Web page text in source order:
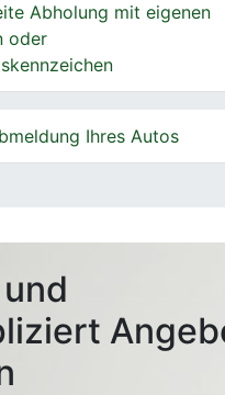
Abholung mit eigenen
oder
Ihres Autos